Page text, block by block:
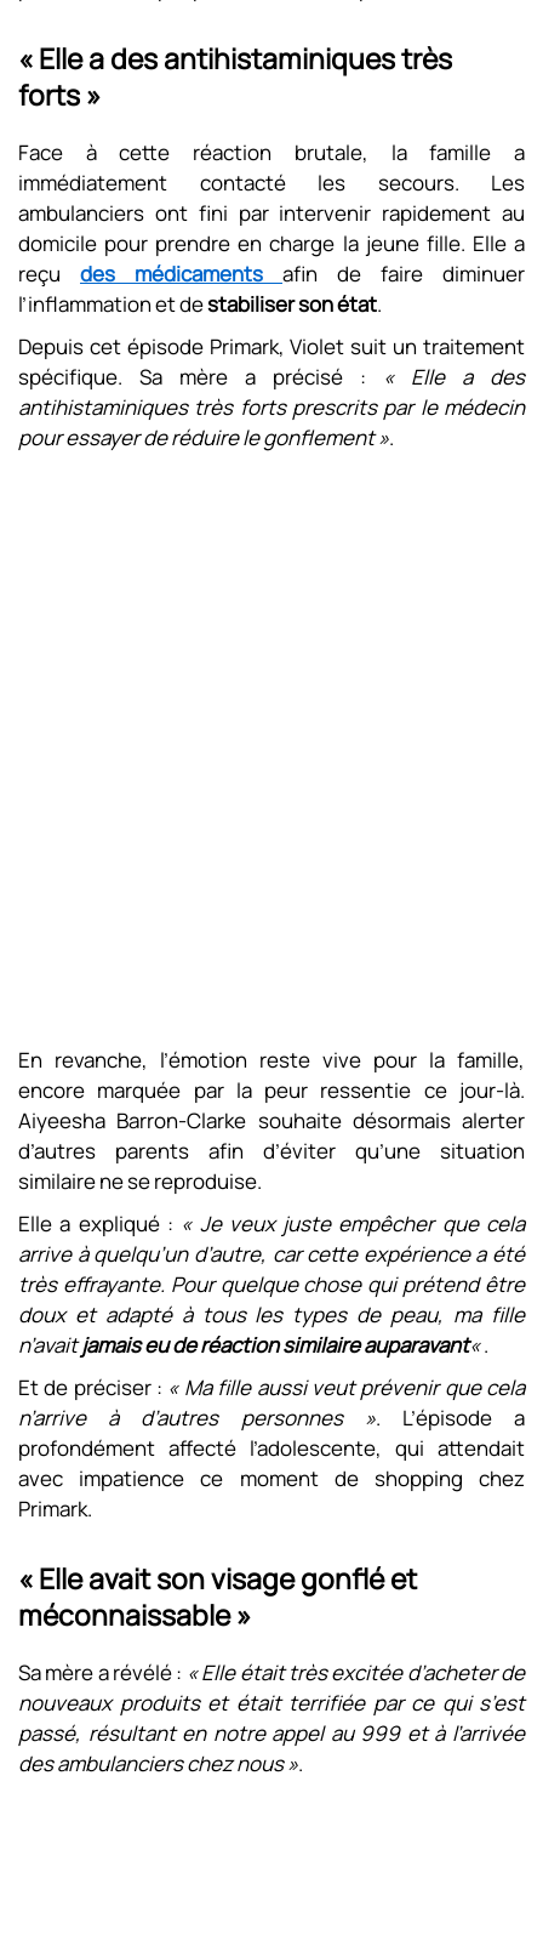
« Elle a des antihistaminiques très
forts »
Face à cette réaction brutale, la famille a
immédiatement contacté les secours. Les
ambulanciers ont fini par intervenir rapidement au
domicile pour prendre en charge la jeune fille. Elle a
reçu des médicaments afin de faire diminuer
l’inflammation et destabiliser son état.
Depuis cet épisode Primark, Violet suit un traitement
spécifique. Sa mère a précisé : « Elle a des
antihistaminiques très forts prescrits par le médecin
pour essayer de réduire le gonflement ».
En revanche, l’émotion reste vive pour la famille,
encore marquée par la peur ressentie ce jour-là.
Aiyeesha Barron-Clarke souhaite désormais alerter
d’autres parents afin d’éviter qu’une situation
similaire ne se reproduise.
Elle a expliqué : « Je veux juste empêcher que cela
arrive à quelqu’un d’autre, car cette expérience a été
très effrayante. Pour quelque chose qui prétend être
doux et adapté à tous les types de peau, ma fille
n’avaitjamais eu de réaction similaire auparavant«.
Et de préciser : « Ma fille aussi veut prévenir que cela
n’arrive à d’autres personnes ». L’épisode a
profondément affecté l’adolescente, qui attendait
avec impatience ce moment de shopping chez
Primark.
« Elle avait son visage gonflé et
méconnaissable »
Sa mère a révélé : « Elle était très excitée d’acheter de
nouveaux produits et était terrifiée par ce qui s’est
passé, résultant en notre appel au 999 et à l’arrivée
des ambulanciers chez nous ».